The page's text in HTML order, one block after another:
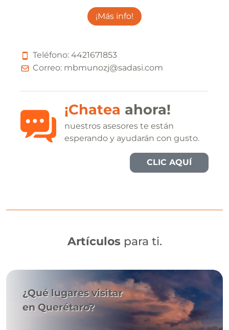
¡Más info!
Teléfono: 4421671853
Correo: mbmunozj@sadasi.com
¡Chatea ahora!
nuestros asesores te están
esperando y ayudarán con gusto.
CLIC AQUÍ
Artículos para ti.
¿Qué lugares visitar
en Querétaro?